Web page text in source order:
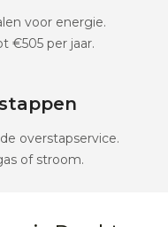
voor energie.
€505 per jaar.
overstapservice.
of stroom.